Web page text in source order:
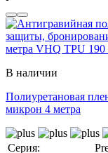
В наличии
Полиуретановая
микрон 4 метра
Серия: